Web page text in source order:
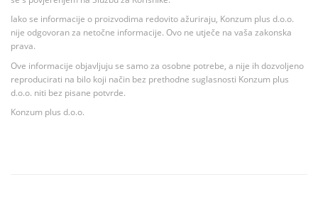
Iako se informacije o proizvodima redovito ažuriraju, Konzum plus d.o.o.
nije odgovoran za netočne informacije. Ovo ne utječe na vaša zakonska
prava.
Ove informacije objavljuju se samo za osobne potrebe, a nije ih dozvoljeno
reproducirati na bilo koji način bez prethodne suglasnosti Konzum plus
d.o.o. niti bez pisane potvrde.
Konzum plus d.o.o.